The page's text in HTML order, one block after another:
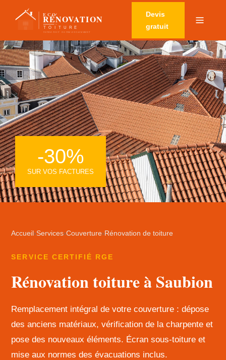
Devis
gratuit
Accueil ›Services›Couverture› Rénovation de toiture
SERVICE CERTIFIÉ RGE
Rénovation toiture à Saubion
Remplacement intégral de votre couverture : dépose
des anciens matériaux, vérification de la charpente et
pose des nouveaux éléments. Écran sous-toiture et
mise aux normes des évacuations inclus.
-30%
SUR VOS FACTURES